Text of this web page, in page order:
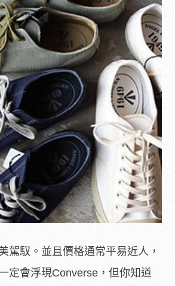
駕馭。並且價格通常平易近人，
定會浮現Converse，但你知道